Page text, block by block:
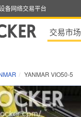
备网络交易平台
交易市场
YANMAR VIO50-5